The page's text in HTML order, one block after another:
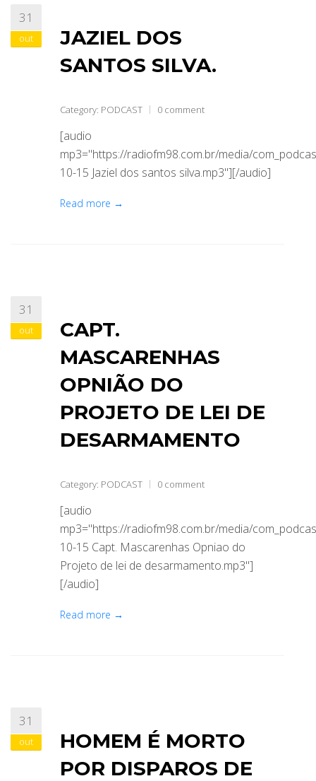
31
out
JAZIEL DOS
SANTOS SILVA.
Category: PODCAST 0 comment
[audio
mp3="https://radiofm98.com.br/media/
10-15 Jaziel dos santos silva.mp3"][/audio]
Read more →
31
out
CAPT.
MASCARENHAS
OPNIÃO DO
PROJETO DE LEI DE
DESARMAMENTO
Category: PODCAST 0 comment
[audio
mp3="https://radiofm98.com.br/media/
10-15 Capt. Mascarenhas Opniao do
Projeto de lei de desarmamento.mp3"]
[/audio]
Read more →
31
out
HOMEM É MORTO
POR DISPAROS DE